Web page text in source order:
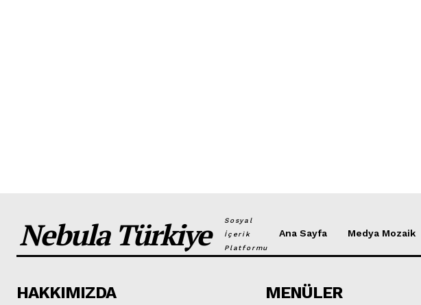
Nebula Türkiye
Sosyal
İçerik
Platformu
Ana Sayfa Medya Mozaik
HAKKIMIZDA MENÜLER